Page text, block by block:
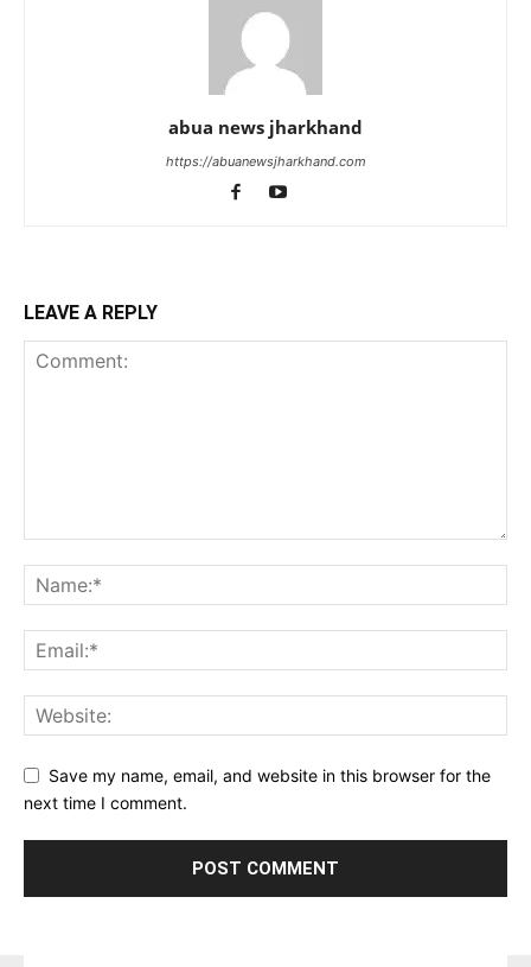
abua news jharkhand
https://abuanewsjharkhand.com
LEAVE A REPLY
Save my name, email, and website in this browser for the
next time I comment.